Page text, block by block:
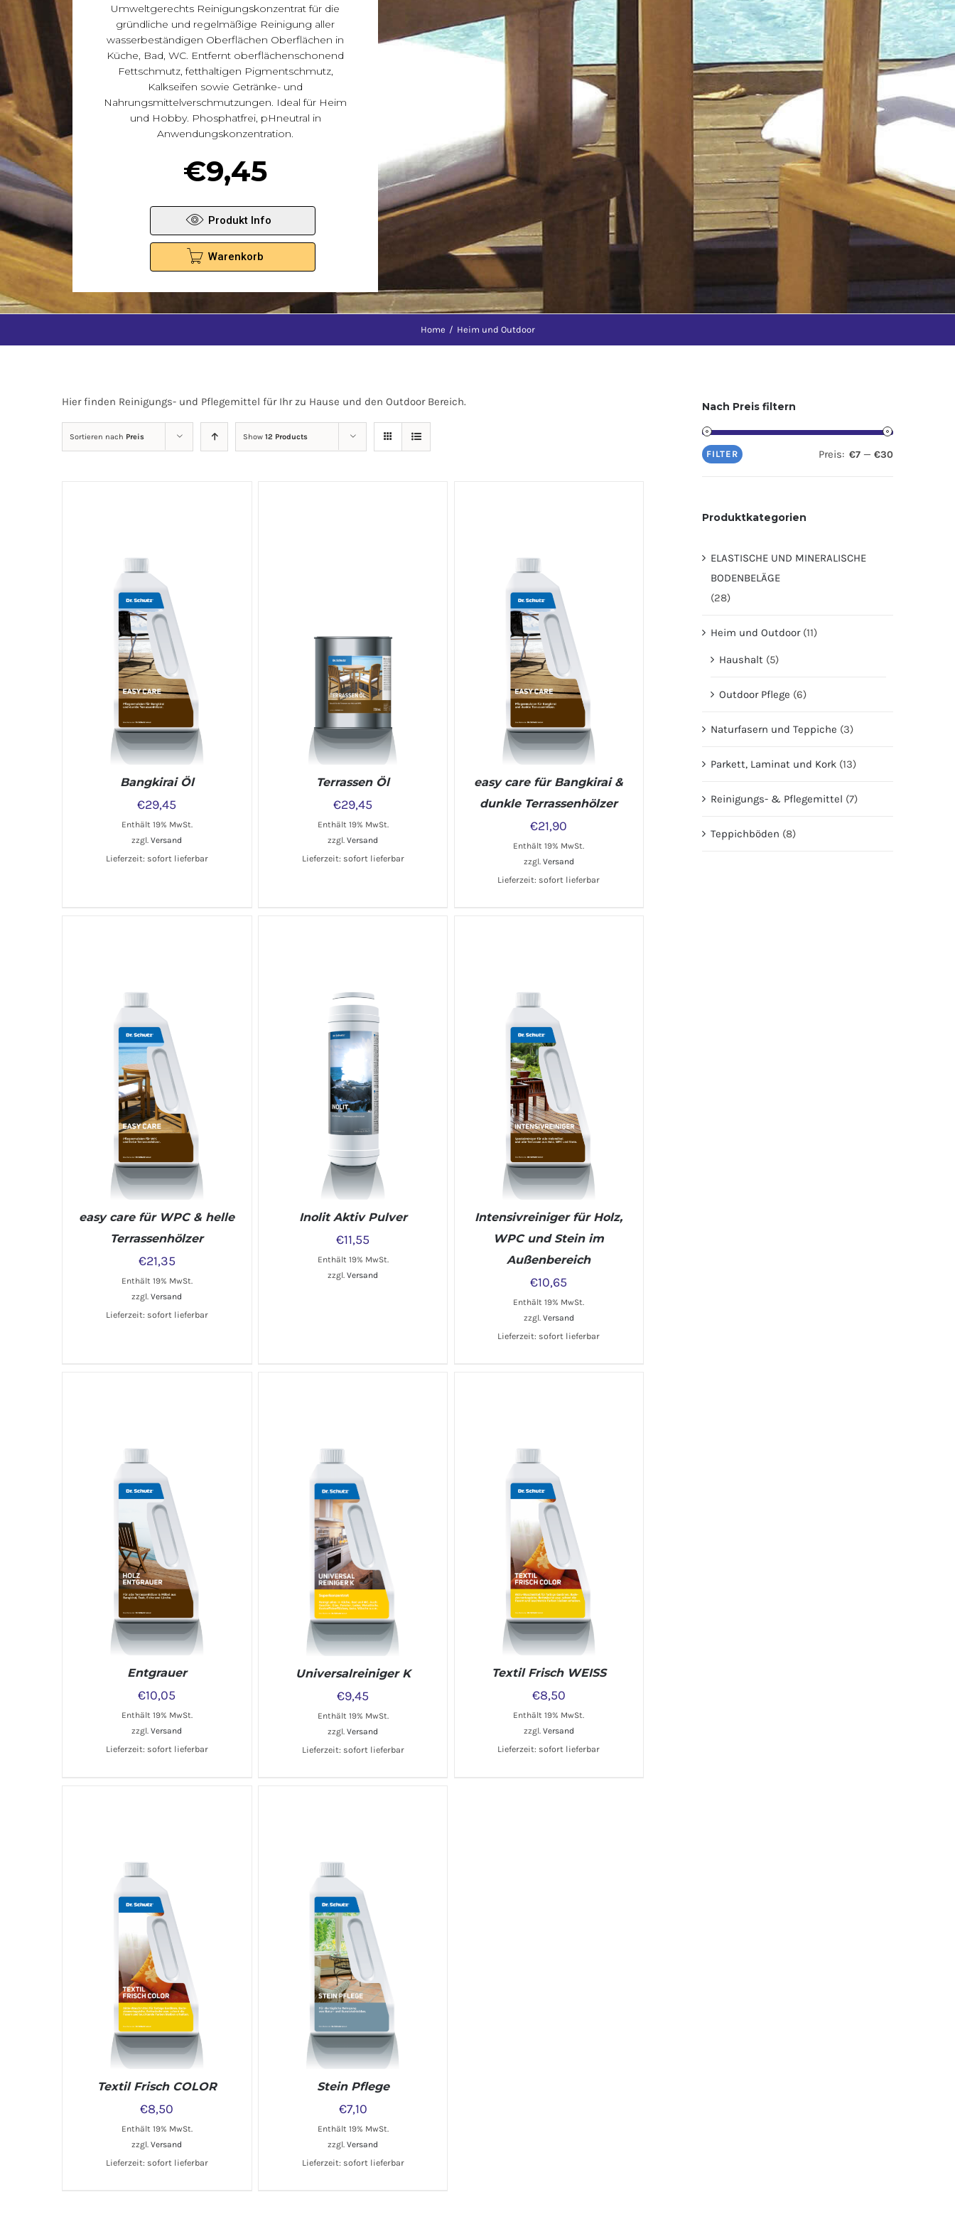
Umweltgerechts Reinigungskonzentrat für die
gründliche und regelmäßige Reinigung aller
wasserbeständigen Oberflächen Oberflächen in
Küche, Bad, WC. Entfernt oberflächenschonend
Fettschmutz, fetthaltigen Pigmentschmutz,
Kalkseifen sowie Getränke- und
Nahrungsmittelverschmutzungen. Ideal für Heim
und Hobby. Phosphatfrei, pHneutral in
Anwendungskonzentration.
€9,45
Produkt Info
Warenkorb
Home / Heim und Outdoor
Hier finden Reinigungs- und Pflegemittel für Ihr zu Hause und den Outdoor Bereich.
Sortieren nach Preis Show 12 Products
IN DEN WARENKORB /
Bangkirai Öl
€29,45
Enthält 19% MwSt.
zzgl.Versand
Lieferzeit: sofort lieferbar
Terrassen Öl
€29,45
Enthält 19% MwSt.
zzgl.Versand
Lieferzeit: sofort lieferbar
IN DEN WARENKORB
easy care für Bangkirai &
dunkle Terrassenhölzer
€21,90
Enthält 19% MwSt.
zzgl. Versand
Lieferzeit: sofort lieferbar
IN DEN WARENKORB /
easy care für WPC & helle
Terrassenhölzer
€21,35
Enthält 19% MwSt.
zzgl.Versand
Lieferzeit: sofort lieferbar
DETAILS
Inolit Aktiv Pulver
€11,55
Enthält 19% MwSt.
zzgl.Versand
IN DEN WARENKORB
Intensivreiniger für Holz,
WPC und Stein im
Außenbereich
€10,65
Enthält 19% MwSt.
zzgl. Versand
Lieferzeit: sofort lieferbar
IN DEN WARENKORB
Entgrauer
€10,05
Enthält 19% MwSt.
zzgl.Versand
Lieferzeit: sofort lieferbar
IN DEN WARENKORB
Universalreiniger K
€9,45
Enthält 19% MwSt.
zzgl.Versand
Lieferzeit: sofort lieferbar
IN DEN WARENKORB
Textil Frisch WEISS
€8,50
Enthält 19% MwSt.
zzgl. Versand
Lieferzeit: sofort lieferbar
IN DEN WARENKORB
Textil Frisch COLOR
€8,50
Enthält 19% MwSt.
zzgl.Versand
Lieferzeit: sofort lieferbar
IN DEN WARENKORB
Stein Pflege
€7,10
Enthält 19% MwSt.
zzgl.Versand
Lieferzeit: sofort lieferbar
Nach Preis filtern
FILTER Preis: €7 — €30
Produktkategorien
ELASTISCHE UND MINERALISCHE
BODENBELÄGE
(28)
Heim und Outdoor (11)
Haushalt (5)
Outdoor Pflege (6)
Naturfasern und Teppiche (3)
Parkett, Laminat und Kork (13)
Reinigungs- & Pflegemittel (7)
Teppichböden (8)